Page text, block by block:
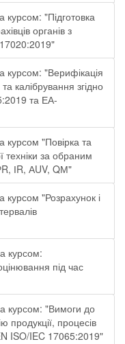
курсом: "Підготовка
органів з
курсом: "Верифікація
калібрування згідно
та ЕА-
курсом "Повірка та
техніки за обраним
ІR, АUV, QМ"
курсом "Розрахунок і
курсом:
під час
курсом: "Вимоги до
продукції, процесів
ISO/IEC 17065:2019"